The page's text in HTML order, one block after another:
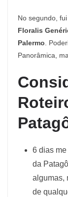
No segundo,
Floralis
Palermo.
Panorâmica,
6 dias
da
algumas,
de